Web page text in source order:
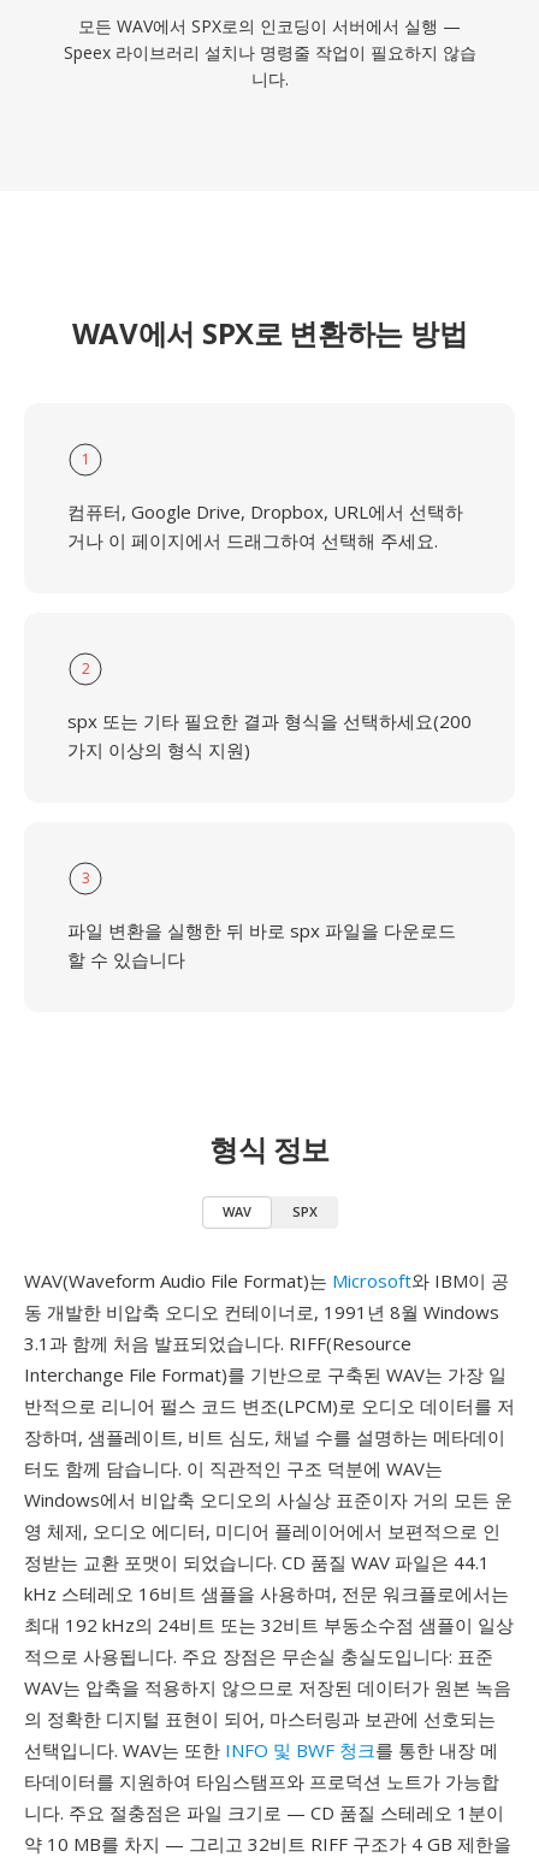
모든 WAV에서 SPX로의 인코딩이 서버에서 실행 —
Speex 라이브러리 설치나 명령줄 작업이 필요하지 않습
니다.
WAV에서 SPX로 변환하는 방법
1
컴퓨터, Google Drive, Dropbox, URL에서 선택하
거나 이 페이지에서 드래그하여 선택해 주세요.
2
spx 또는 기타 필요한 결과 형식을 선택하세요(200
가지 이상의 형식 지원)
3
파일 변환을 실행한 뒤 바로 spx 파일을 다운로드
할 수 있습니다
형식 정보
WAV SPX
WAV(Waveform Audio File Format)는 Microsoft와 IBM이 공
동 개발한 비압축 오디오 컨테이너로, 1991년 8월 Windows
3.1과 함께 처음 발표되었습니다. RIFF(Resource
Interchange File Format)를 기반으로 구축된 WAV는 가장 일
반적으로 리니어 펄스 코드 변조(LPCM)로 오디오 데이터를 저
장하며, 샘플레이트, 비트 심도, 채널 수를 설명하는 메타데이
터도 함께 담습니다. 이 직관적인 구조 덕분에 WAV는
Windows에서 비압축 오디오의 사실상 표준이자 거의 모든 운
영 체제, 오디오 에디터, 미디어 플레이어에서 보편적으로 인
정받는 교환 포맷이 되었습니다. CD 품질 WAV 파일은 44.1
kHz 스테레오 16비트 샘플을 사용하며, 전문 워크플로에서는
최대 192 kHz의 24비트 또는 32비트 부동소수점 샘플이 일상
적으로 사용됩니다. 주요 장점은 무손실 충실도입니다: 표준
WAV는 압축을 적용하지 않으므로 저장된 데이터가 원본 녹음
의 정확한 디지털 표현이 되어, 마스터링과 보관에 선호되는
선택입니다. WAV는 또한 INFO 및 BWF 청크를 통한 내장 메
타데이터를 지원하여 타임스탬프와 프로덕션 노트가 가능합
니다. 주요 절충점은 파일 크기로 — CD 품질 스테레오 1분이
약 10 MB를 차지 — 그리고 32비트 RIFF 구조가 4 GB 제한을